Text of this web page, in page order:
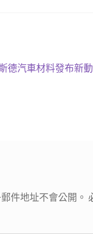
德汽車材料發布新
件地址不會公開。